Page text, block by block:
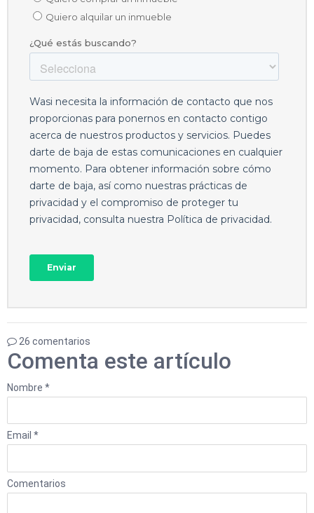
26 comentarios
Comenta este artículo
Nombre *
Email *
Comentarios